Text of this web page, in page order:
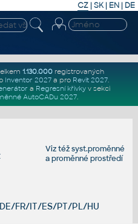
CZ | SK| EN | DE
1.130.000registrovaných
Inventor 2027a pro Revit 2027.
a Regresní křivkyv sekci
AutoCADu 2027.
Viz téžsyst.proměnné
aproměnné prostředí
FR/IT/ES/PT/PL/HU